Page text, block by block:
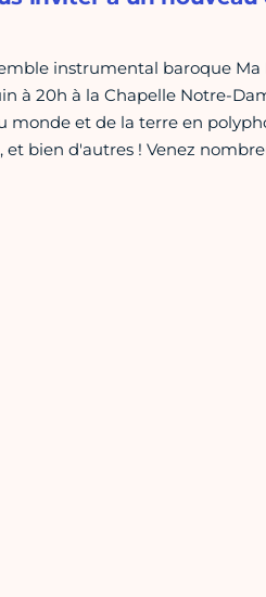
instrumental baroque
à 20h à la Chapelle Notre-
monde et de la terre en
et bien d'autres ! Venez